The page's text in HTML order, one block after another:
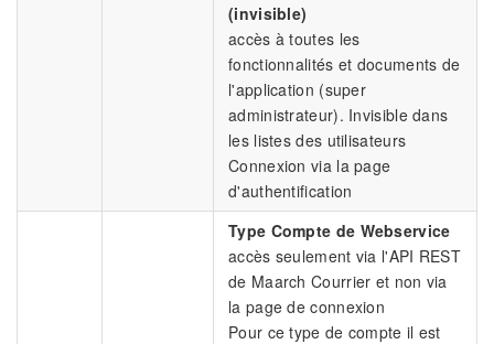
(invisible)
accès à toutes les
fonctionnalités et documents de
l'application (super
administrateur). Invisible dans
les listes des utilisateurs
Connexion via la page
d'authentification
Type Compte de Webservice
accès seulement via l'API REST
de Maarch Courrier et non via
la page de connexion
Pour ce type de compte il est